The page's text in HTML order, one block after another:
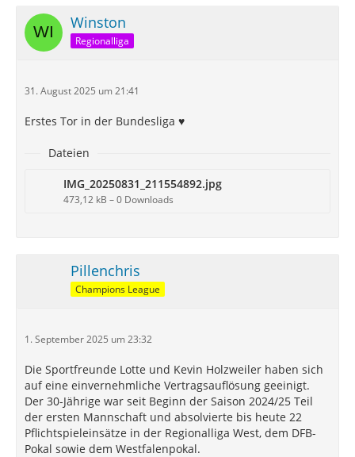
automatisch geladen und angezeigt.
Durch die Aktivierung der externen Inhalte
erklären Sie sich damit einverstanden, dass
übermittelt werden. Mehr Informationen dazu
zur Verfügung gestellt.
Winston
Regionalliga
31. August 2025 um 21:41
Erstes Tor in der Bundesliga ♥️
Dateien
IMG_20250831_211554892.jpg
473,12 kB – 0 Downloads
Pillenchris
Champions League
1. September 2025 um 23:32
Die Sportfreunde Lotte und Kevin Holzweiler haben sich
auf eine einvernehmliche Vertragsauflösung geeinigt.
Der 30-Jährige war seit Beginn der Saison 2024/25 Teil
der ersten Mannschaft und absolvierte bis heute 22
Pflichtspieleinsätze in der Regionalliga West, dem DFB-
Pokal sowie dem Westfalenpokal.